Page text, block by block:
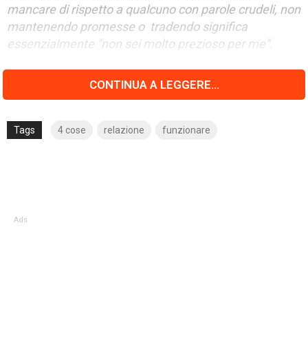
mancare di rispetto a qualcuno con parole crudeli, non
mantenendo promesse o tradendo significa
essenzialmente "non sei molto prezioso per me".
CONTINUA A LEGGERE...
Tags 4 cose relazione funzionare
Ads